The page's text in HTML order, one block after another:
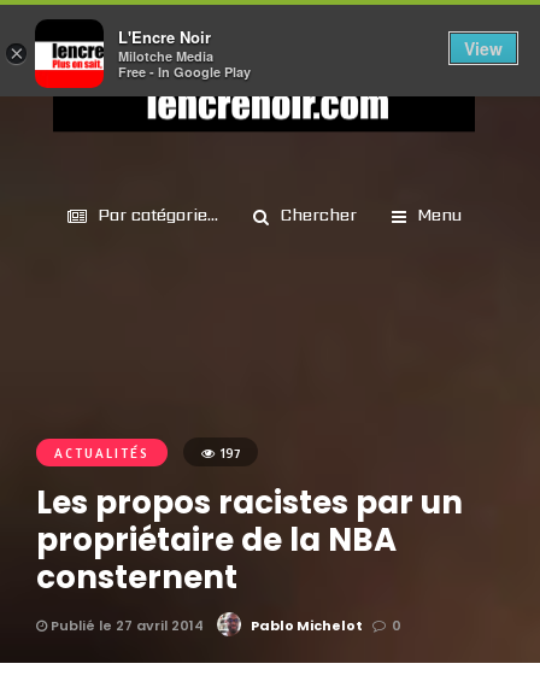
Par catégorie... Chercher Menu
ACTUALITÉS 197
Les propos racistes par un
propriétaire de la NBA
consternent
Publié le 27 avril 2014 Pablo Michelot 0
×
L'Encre Noir
Milotche Media
Free - In Google Play
View